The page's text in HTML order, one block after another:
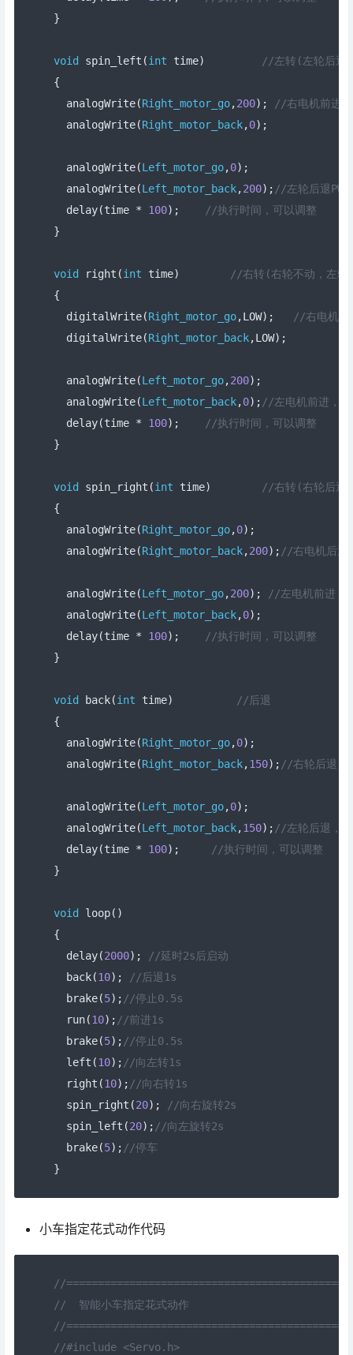
}
void spin_left (int time)
//左转(左轮后退
{
  analogWrite
(Right_motor_go,200);
//右电机前进，
  analogWrite
(Right_motor_back,0);
  analogWrite
(Left_motor_go,0);
  analogWrite
(Left_motor_back,200); //左轮后退
  delay
(time * 100);
//执行时间，可以调整
}
void right (int time)
//右转(右轮不动，左轮
{
  digitalWrite
(Right_motor_go,LOW);
//右电机不
  digitalWrite
(Right_motor_back,LOW);
  analogWrite
(Left_motor_go,200);
  analogWrite
(Left_motor_back,0); //左电机前进，
  delay
(time * 100);
//执行时间，可以调整
}
void spin_right (int time)
//右转(右轮后退
{
  analogWrite
(Right_motor_go,0);
  analogWrite
(Right_motor_back,200); //右电机后退
  analogWrite
(Left_motor_go,200);
//左电机前进，
  analogWrite
(Left_motor_back,0);
  delay
(time * 100);
//执行时间，可以调整
}
void back(int time)
//后退
{
  analogWrite
(Right_motor_go,0);
  analogWrite
(Right_motor_back,150); //右轮后退，
  analogWrite
(Left_motor_go,0);
  analogWrite
(Left_motor_back,150); //左轮后退，
  delay
(time * 100);
//执行时间，可以调整
}
void loop()
{
  delay
(2000);
//延时2s后启动
  back
(10);
//后退1s
  brake
(5); //停止0.5s
  run
(10); //前进1s
  brake
(5); //停止0.5s
  left
(10); //向左转1s
  right
(10); //向右转1s
  spin_right
(20);
//向右旋转2s
  spin_left
(20); //向左旋转2s
  brake
(5); //停车
}
小车指定花式动作代码
//
//  智能小车指定花式动作
//
//#include <Servo.h>